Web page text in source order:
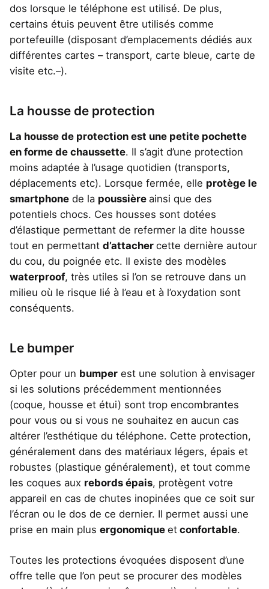
dos lorsque le téléphone est utilisé. De plus,
certains étuis peuvent être utilisés comme
portefeuille (disposant d’emplacements dédiés aux
différentes cartes – transport, carte bleue, carte de
visite etc.–).
La housse de protection
La housse de protection est une petite pochette
en forme de chaussette. Il s’agit d’une protection
moins adaptée à l’usage quotidien (transports,
déplacements etc). Lorsque fermée, elle protège le
smartphone de la poussière ainsi que des
potentiels chocs. Ces housses sont dotées
d’élastique permettant de refermer la dite housse
tout en permettant d’attacher cette dernière autour
du cou, du poignée etc. Il existe des modèles
waterproof, très utiles si l’on se retrouve dans un
milieu où le risque lié à l’eau et à l’oxydation sont
conséquents.
Le bumper
Opter pour un bumper est une solution à envisager
si les solutions précédemment mentionnées
(coque, housse et étui) sont trop encombrantes
pour vous ou si vous ne souhaitez en aucun cas
altérer l’esthétique du téléphone. Cette protection,
généralement dans des matériaux légers, épais et
robustes (plastique généralement), et tout comme
les coques aux rebords épais, protègent votre
appareil en cas de chutes inopinées que ce soit sur
l’écran ou le dos de ce dernier. Il permet aussi une
prise en main plus ergonomique et confortable.
Toutes les protections évoquées disposent d’une
offre telle que l’on peut se procurer des modèles